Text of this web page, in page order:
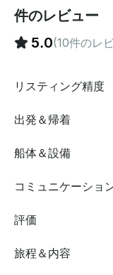
ャーター：お飲み
ます。お友達が実
い。 ディナークルーズ：最もロマンチックなアドベンチ
ャー。4コースの
トセイルで、忘れ
（正午～午後3時）夕
ミーティングを開
象を与えたりしま
中、クルーズまで
全なボートのハン
で、すべてをカバーしています
す。ニューポート
レー、オーブン、
れています。プラ
件のレビュー
5.0(10件のレ
リスティング精度
出発＆帰着
船体＆設備
コミュニケーショ
評価
旅程＆内容